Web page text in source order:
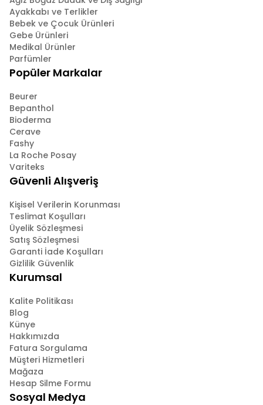
Ayakkabı ve Terlikler
Bebek ve Çocuk Ürünleri
Gebe Ürünleri
Medikal Ürünler
Parfümler
Popüler Markalar
Beurer
Bepanthol
Bioderma
Cerave
Fashy
La Roche Posay
Variteks
Güvenli Alışveriş
Kişisel Verilerin Korunması
Teslimat Koşulları
Üyelik Sözleşmesi
Satış Sözleşmesi
Garanti İade Koşulları
Gizlilik Güvenlik
Kurumsal
Kalite Politikası
Blog
Künye
Hakkımızda
Fatura Sorgulama
Müşteri Hizmetleri
Mağaza
Hesap Silme Formu
Sosyal Medya